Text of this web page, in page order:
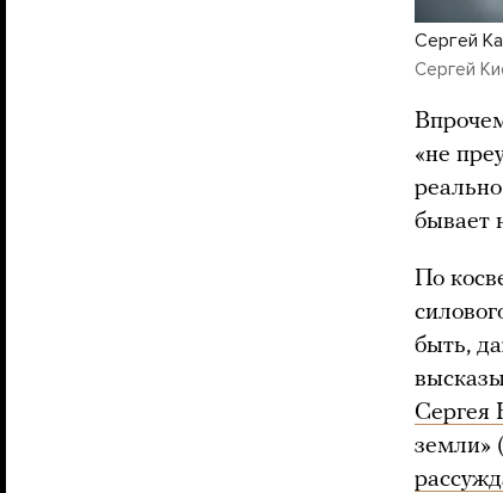
Сергей
Сергей
«не
бывает
По
быть,
Сергея
земли»